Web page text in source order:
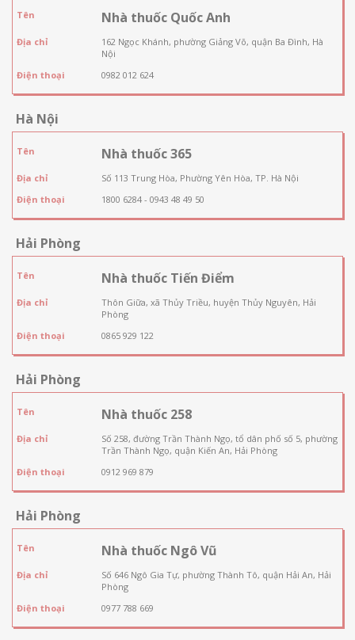
Tên Nhà thuốc Quốc Anh
Địa chỉ
162 Ngọc Khánh, phường Giảng Võ, quận Ba Đình, Hà
Nội
Điện thoại
0982 012 624
Hà Nội
Tên Nhà thuốc 365
Địa chỉ
Số 113 Trung Hòa, Phường Yên Hòa, TP. Hà Nội
Điện thoại
1800 6284 - 0943 48 49 50
Hải Phòng
Tên Nhà thuốc Tiến Điểm
Địa chỉ
Thôn Giữa, xã Thủy Triều, huyện Thủy Nguyên, Hải
Phòng
Điện thoại
0865 929 122
Hải Phòng
Tên Nhà thuốc 258
Địa chỉ
Số 258, đường Trần Thành Ngọ, tổ dân phố số 5, phường
Trần Thành Ngọ, quận Kiến An, Hải Phòng
Điện thoại
0912 969 879
Hải Phòng
Tên Nhà thuốc Ngô Vũ
Địa chỉ
Số 646 Ngô Gia Tự, phường Thành Tô, quận Hải An, Hải
Phòng
Điện thoại
0977 788 669